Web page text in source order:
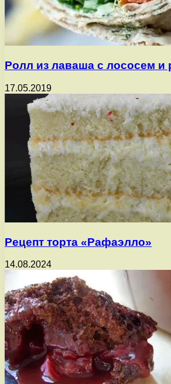
Ролл из лаваша с лососем и
17.05.2019
Рецепт торта «Рафаэлло»
14.08.2024